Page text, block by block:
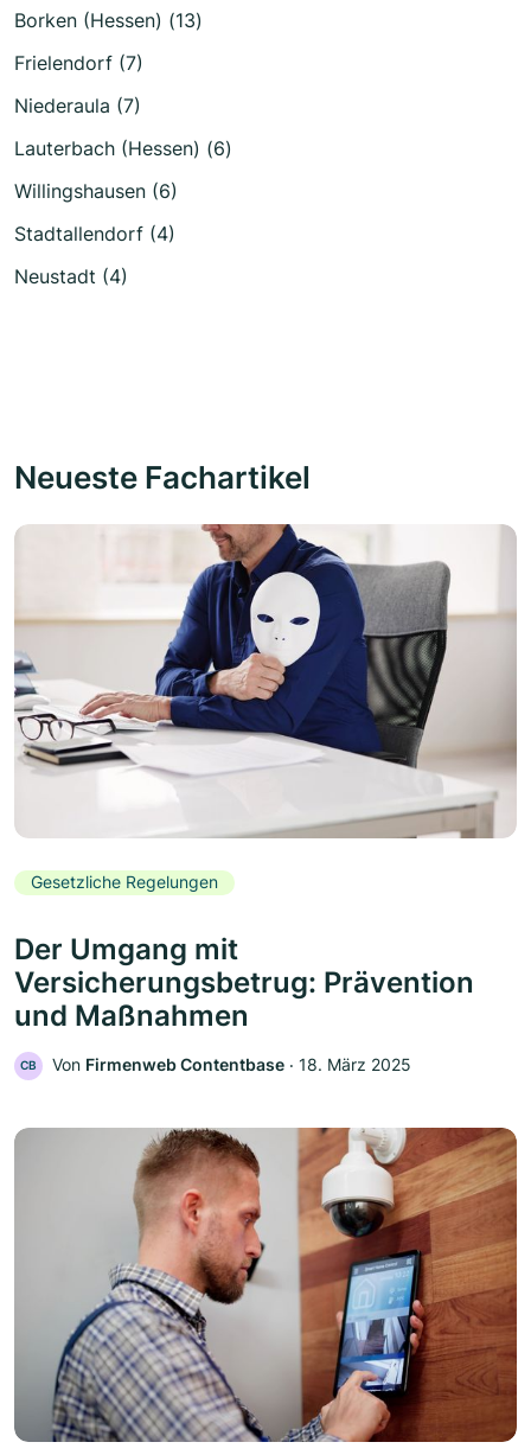
Borken (Hessen) (13)
Frielendorf (7)
Niederaula (7)
Lauterbach (Hessen) (6)
Willingshausen (6)
Stadtallendorf (4)
Neustadt (4)
Neueste Fachartikel
Gesetzliche Regelungen
Der Umgang mit
Versicherungsbetrug: Prävention
und Maßnahmen
CB Von Firmenweb Contentbase ‧ 18. März 2025